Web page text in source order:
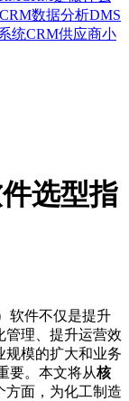
CRM数据分析DMS
统CRM供应商小
选型指
软件不仅是提升
管理、提升运营效
规模的扩大和业务
要。本文将从核
方面，为化工制造